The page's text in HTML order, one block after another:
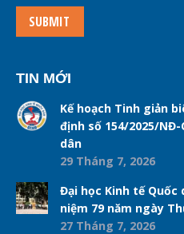
SUBMIT
TIN MỚI
Kế hoạch Tinh giản
định số 154/2025/
dân
29 Tháng 7, 2026
Đại học Kinh tế
niệm 79 năm ngày
27 Tháng 7, 2026